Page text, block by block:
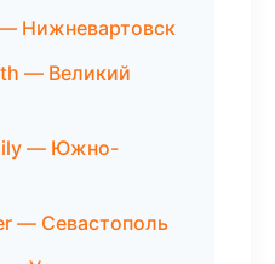
Нижневартовск
— Великий
— Южно-
— Севастополь